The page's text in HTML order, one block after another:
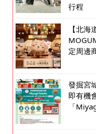
行程
【北
定周邊
發掘宮
即有機
「